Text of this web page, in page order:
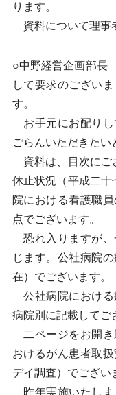
ります。
資料について理事
○中野経営企画部長
して要求のござい
す。
お手元にお配りし
ごらんいただきたい
資料は、目次にご
休止状況（平成二十
院における看護職
点でございます。
恐れ入りますが、
じます。公社病院
在）でございます。
公社病院における
病院別に記載してご
二ページをお開き
おけるがん患者取
デイ調査）でござい
昨年実施いたしま